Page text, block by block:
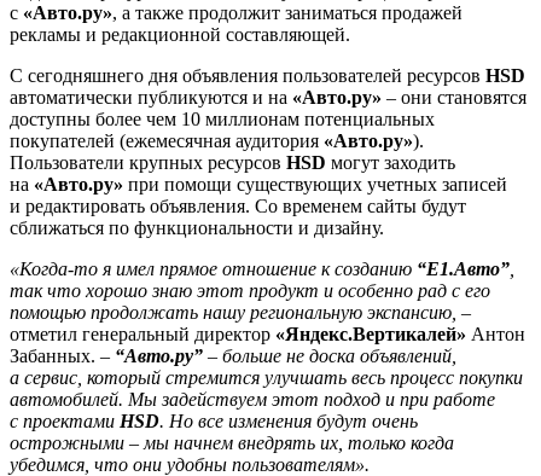
с «Авто.ру», а также продолжит заниматься продажей
рекламы и редакционной составляющей.
С сегодняшнего дня объявления пользователей ресурсов HSD
автоматически публикуются и на «Авто.ру» – они становятся
доступны более чем 10 миллионам потенциальных
покупателей (ежемесячная аудитория «Авто.ру»).
Пользователи крупных ресурсов HSD могут заходить
на «Авто.ру» при помощи существующих учетных записей
и редактировать объявления. Со временем сайты будут
сближаться по функциональности и дизайну.
«Когда-то я имел прямое отношение к созданию “Е1.Авто”
так что хорошо знаю этот продукт и особенно рад с его
помощью продолжать нашу региональную экспансию, –
отметил генеральный директор «Яндекс.Вертикалей» Антон
Забанных. – “Авто.ру” – больше не доска объявлений,
а сервис, который стремится улучшать весь процесс покупки
автомобилей. Мы задействуем этот подход и при работе
с проектами HSD. Но все изменения будут очень
острожными – мы начнем внедрять их, только когда
убедимся, что они удобны пользователям».